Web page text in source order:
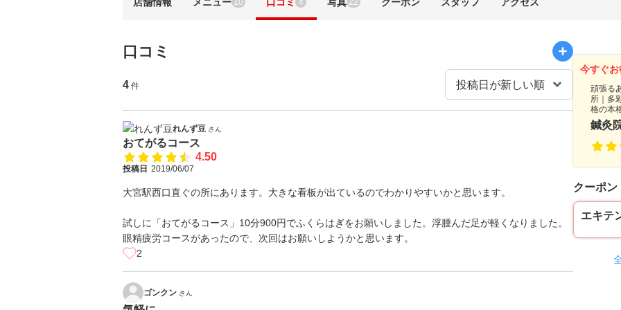
10 4 22
口コミ
4 件
れんず豆 さん
おてがるコース
4.50
投稿日 2019/06/07
大宮駅西口直ぐの所にあります。大きな看板が出ているのでわかりやすいかと思います。
試しに「おてがるコース」10分900円でふくらはぎをお願いしました。浮腫んだ足が軽くなりました。
眼精疲労コースがあったので、次回はお願いしようかと思います。
2
ゴンクン さん
今すぐ
頑張る
所｜多
格の本
鍼灸
クーポン
エキテ